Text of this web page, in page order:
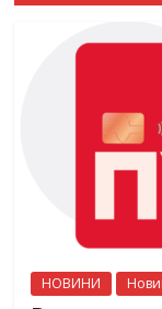
НОВИНИ